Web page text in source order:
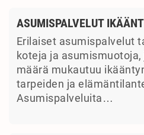
ASUMISPALVELUT
Erilaiset asumispalvelut
koteja ja
määrä mukautuu
tarpeiden ja
Asumispalveluita…